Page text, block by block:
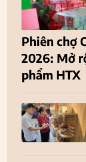
Phiên chợ
2026: Mở
phẩm HTX